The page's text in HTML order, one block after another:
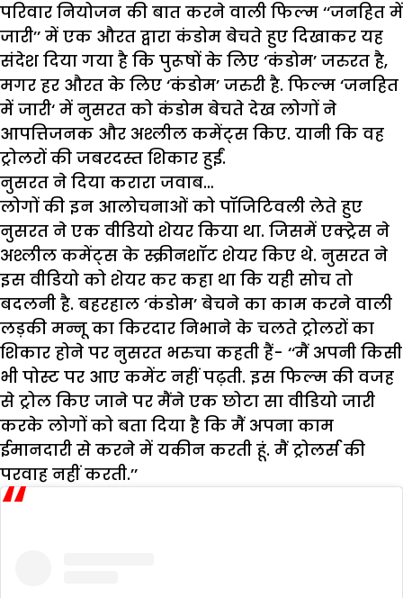
परिवार नियोजन की बात करने वाली फिल्म ‘‘जनहित में
जारी’’ में एक औरत द्वारा कंडोम बेचते हुए दिखाकर यह
संदेश दिया गया है कि पुरूषों के लिए ‘कंडोम’ जरुरत है,
मगर हर औरत के लिए ‘कंडोम’ जरुरी है. फिल्म ‘जनहित
में जारी‘ में नुसरत को कंडोम बेचते देख लोगों ने
आपत्तिजनक और अश्लील कमेंट्स किए. यानी कि वह
ट्रोलरों की जबरदस्त शिकार हुईं.
नुसरत ने दिया करारा जवाब…
लोगों की इन आलोचनाओं को पॉजिटिवली लेते हुए
नुसरत ने एक वीडियो शेयर किया था. जिसमें एक्ट्रेस ने
अश्लील कमेंट्स के स्क्रीनशॉट शेयर किए थे. नुसरत ने
इस वीडियो को शेयर कर कहा था कि यही सोच तो
बदलनी है. बहरहाल ‘कंडोम’ बेचने का काम करने वाली
लड़की मन्नू का किरदार निभाने के चलते ट्रोलरों का
शिकार होने पर नुसरत भरुचा कहती हैं- ‘‘मैं अपनी किसी
भी पोस्ट पर आए कमेंट नहीं पढ़ती. इस फिल्म की वजह
से ट्रोल किए जाने पर मैंने एक छोटा सा वीडियो जारी
करके लोगों को बता दिया है कि मैं अपना काम
ईमानदारी से करने में यकीन करती हूं. मैं ट्रोलर्स की
परवाह नहीं करती.’’